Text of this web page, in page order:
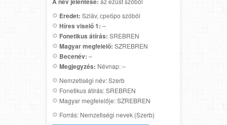
Eredet: Szláv, сребрo szóból
Híres viselő 1: –
Fonetikus átírás: SREBREN
Magyar megfelelő: SZREBREN
Becenév: –
Megjegyzés: Névnap: –
Nemzetiségi név: Szerb
Fonetikus átírás: SREBREN
Magyar megfelelője: SZREBREN
Forrás: Nemzetiségi nevek (Szerb)